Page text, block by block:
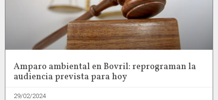
Amparo ambiental en Bovril: reprograman la
audiencia prevista para hoy
29/02/2024